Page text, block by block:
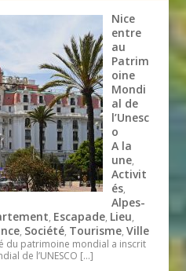
Nice
entre
au
Patrim
oine
Mondi
al de
l’Unesc
o
A la
une,
Activit
és,
Alpes-
, Escapade, Lieu,
, Société, Tourisme,Ville
du patrimoine mondial a inscrit
de l’UNESCO […]